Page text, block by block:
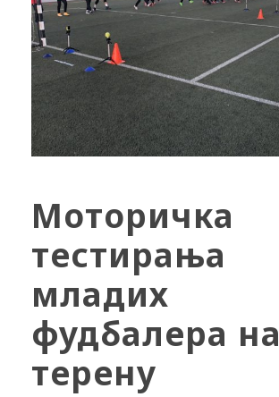
Моторичка
тестирања
младих
фудбалера на
терену